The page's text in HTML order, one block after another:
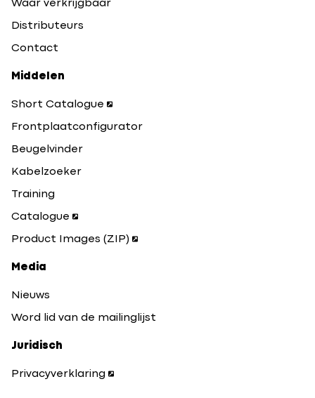
Waar verkrijgbaar
Distributeurs
Contact
Middelen
Short Catalogue
Frontplaatconfigurator
Beugelvinder
Kabelzoeker
Training
Catalogue
Product Images (ZIP)
Media
Nieuws
Word lid van de mailinglijst
Juridisch
Privacyverklaring